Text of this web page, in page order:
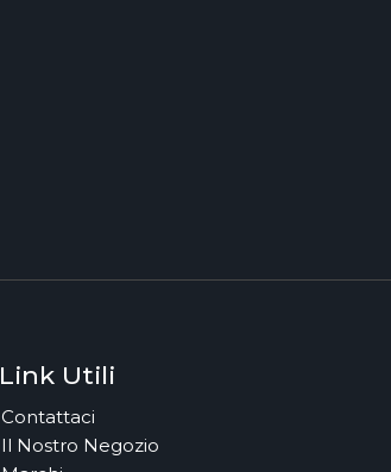
Link Utili
Contattaci
Il Nostro Negozio